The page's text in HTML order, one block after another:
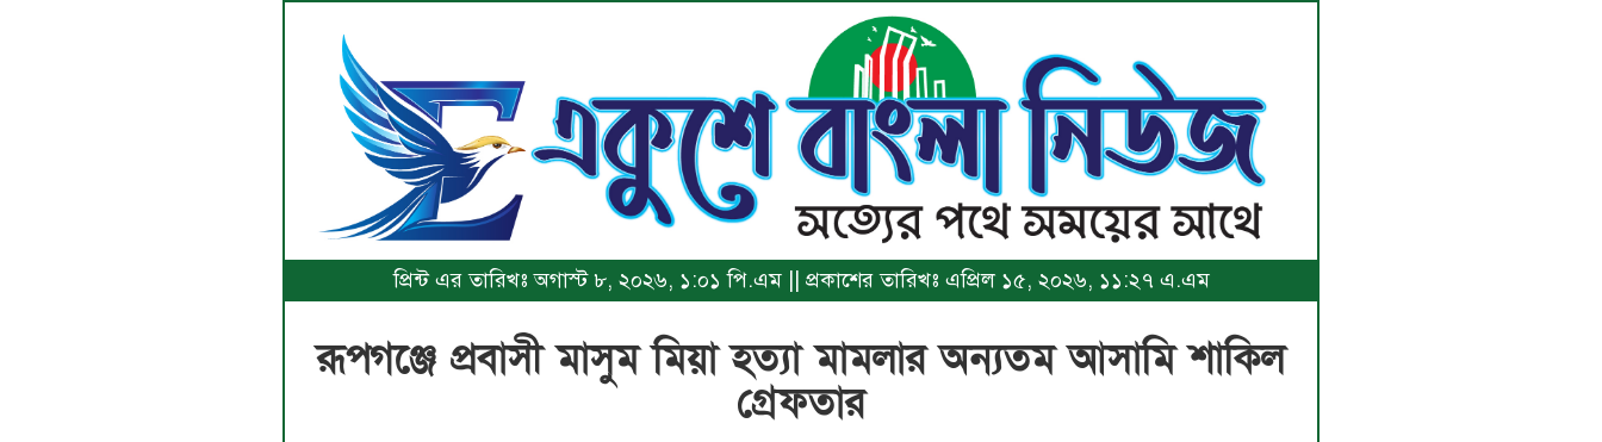
প্রিন্ট এর তারিখঃ অগাস্ট ৮, ২০২৬, ১:০১ পি.এম || প্রকাশের তারিখঃ এপ্রিল ১৫, ২০২৬, ১১:২৭ এ.এম
রূপগঞ্জে প্রবাসী মাসুম মিয়া হত্যা মামলার অন্যতম আসামি শাকিল
গ্রেফতার